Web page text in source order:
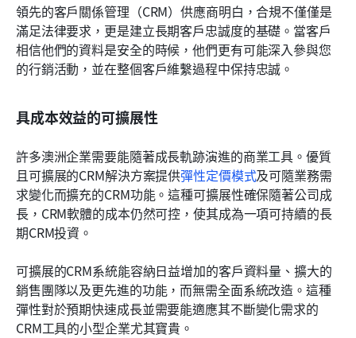
領先的客戶關係管理（CRM）供應商明白，合規不僅僅是
滿足法律要求，更是建立長期客戶忠誠度的基礎。當客戶
相信他們的資料是安全的時候，他們更有可能深入參與您
的行銷活動，並在整個客戶維繫過程中保持忠誠。
具成本效益的可擴展性
許多澳洲企業需要能隨著成長軌跡演進的商業工具。優質
且可擴展的CRM解決方案提供彈性定價模式及可隨業務需
求變化而擴充的CRM功能。這種可擴展性確保隨著公司成
長，CRM軟體的成本仍然可控，使其成為一項可持續的長
期CRM投資。
可擴展的CRM系統能容納日益增加的客戶資料量、擴大的
銷售團隊以及更先進的功能，而無需全面系統改造。這種
彈性對於預期快速成長並需要能適應其不斷變化需求的
CRM工具的小型企業尤其寶貴。